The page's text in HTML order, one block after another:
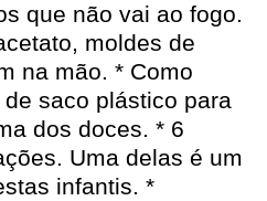
que não vai ao fogo.
moldes de
na mão. * Como
saco plástico para
dos doces. * 6
Uma delas é um
infantis. *